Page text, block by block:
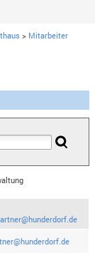
> Mitarbeiter